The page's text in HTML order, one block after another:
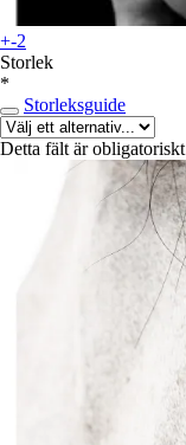
+-2
Storlek
*
Storleksguide
Detta fält är obligatoriskt